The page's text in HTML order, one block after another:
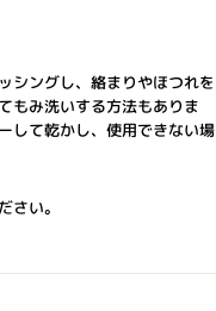
シングし、絡まりやほつれを
もみ洗いする方法もありま
して乾かし、使用できない場
い。